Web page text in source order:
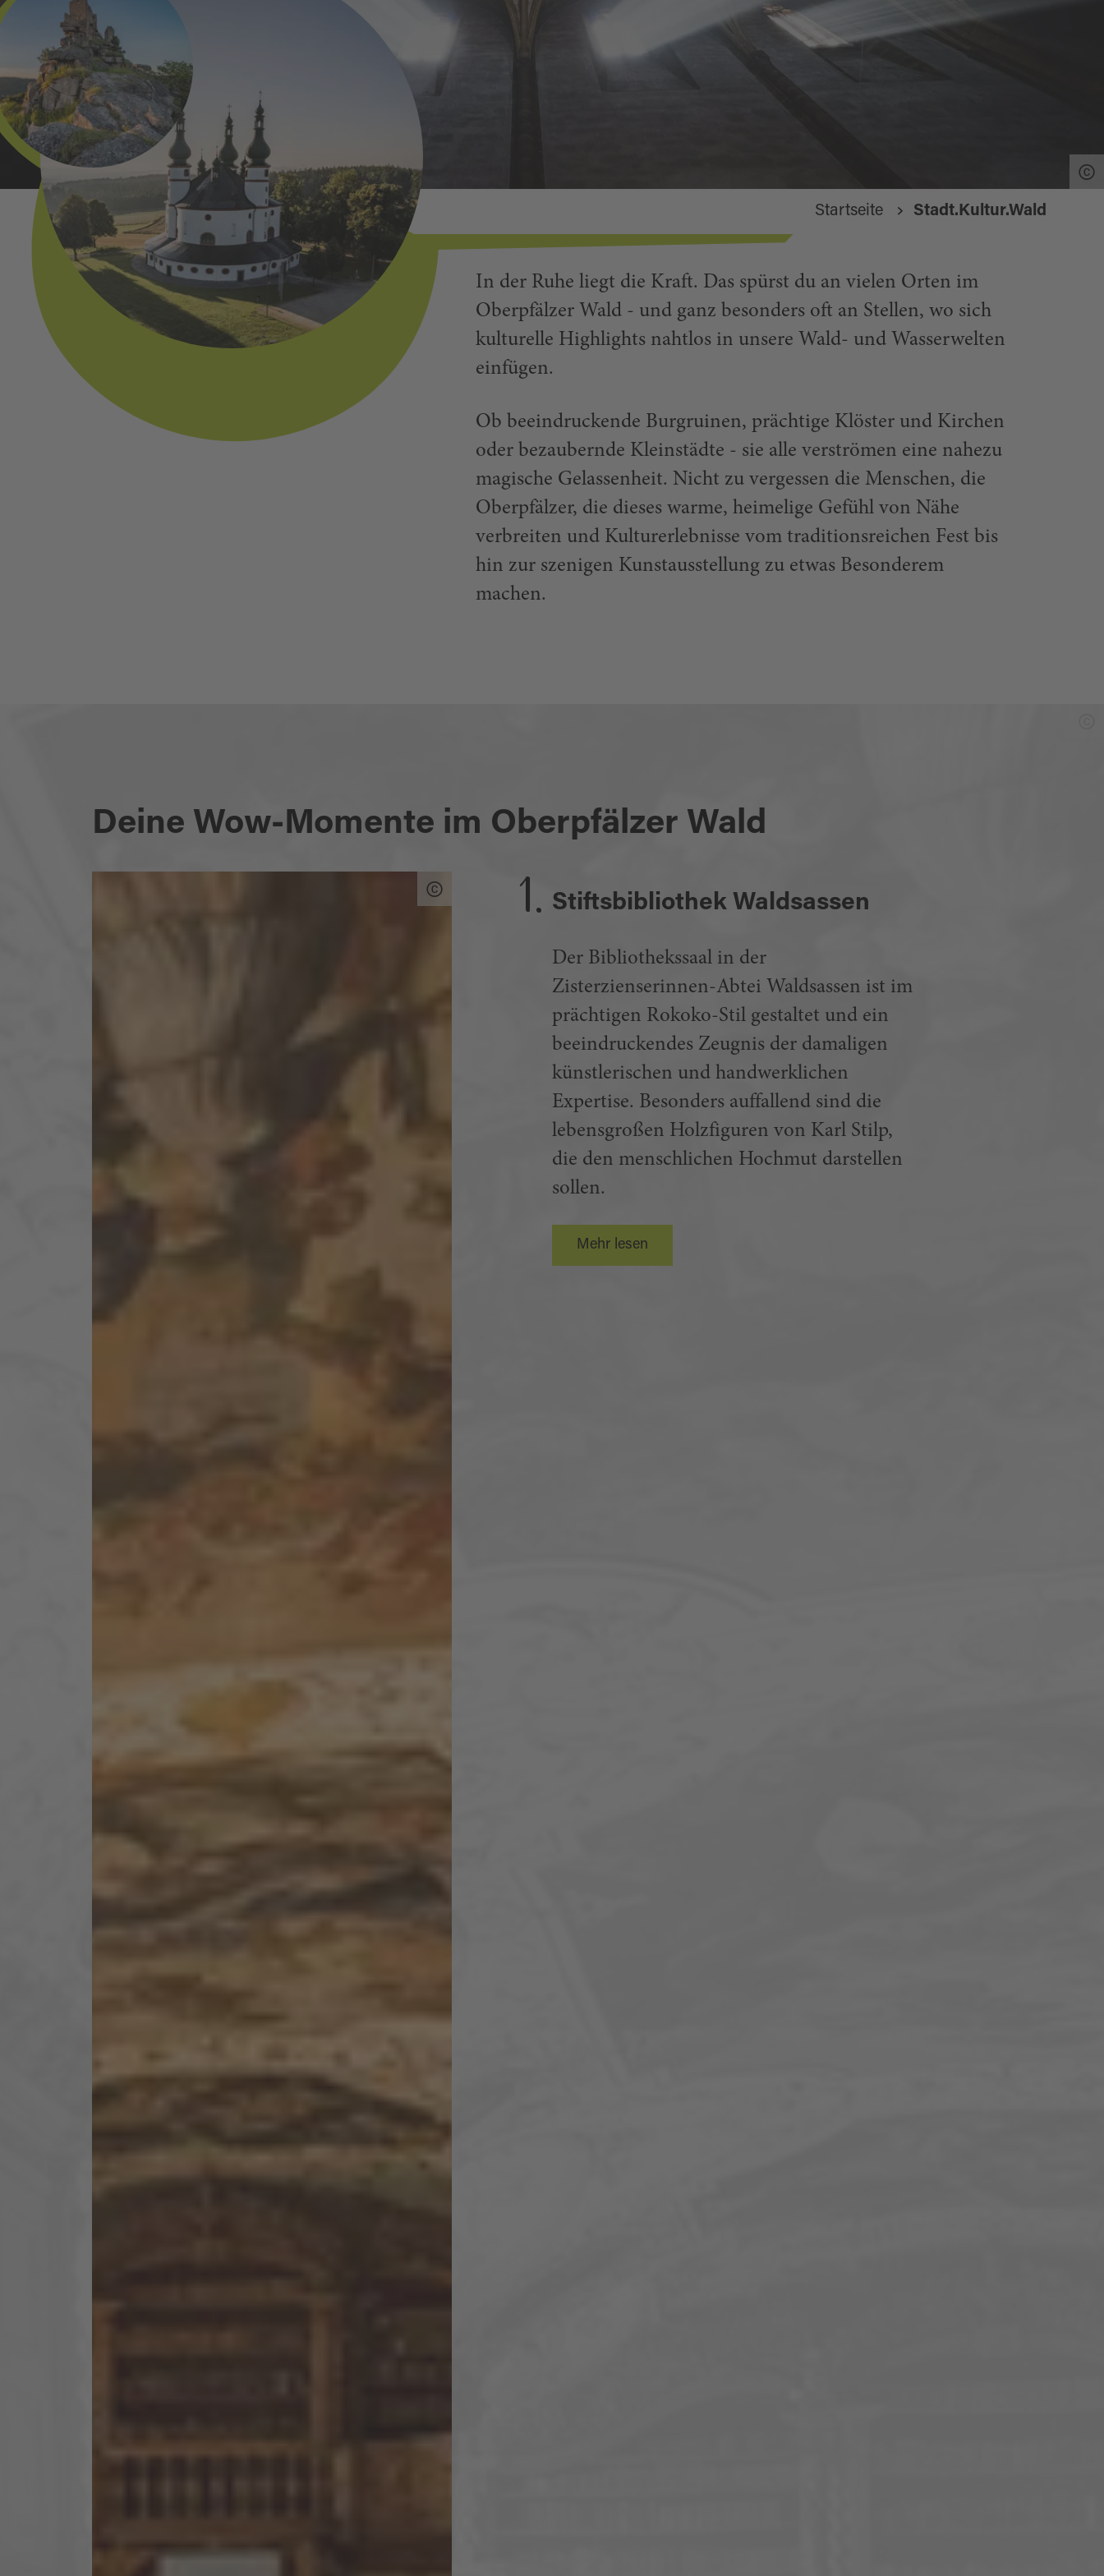
Startseite Stadt.Kultur.Wald
In der Ruhe liegt die Kraft. Das spürst du an vielen Orten im
Oberpfälzer Wald - und ganz besonders oft an Stellen, wo sich
kulturelle Highlights nahtlos in unsere Wald- und Wasserwelten
einfügen.
Ob beeindruckende Burgruinen, prächtige Klöster und Kirchen
oder bezaubernde Kleinstädte - sie alle verströmen eine nahezu
magische Gelassenheit. Nicht zu vergessen die Menschen, die
Oberpfälzer, die dieses warme, heimelige Gefühl von Nähe
verbreiten und Kulturerlebnisse vom traditionsreichen Fest bis
hin zur szenigen Kunstausstellung zu etwas Besonderem
machen.
Deine Wow-Momente im Oberpfälzer Wald
1. Stiftsbibliothek Waldsassen
Der Bibliothekssaal in der
Zisterzienserinnen-Abtei Waldsassen ist im
prächtigen Rokoko-Stil gestaltet und ein
beeindruckendes Zeugnis der damaligen
künstlerischen und handwerklichen
Expertise. Besonders auffallend sind die
lebensgroßen Holzfiguren von Karl Stilp,
die den menschlichen Hochmut darstellen
sollen.
Mehr lesen